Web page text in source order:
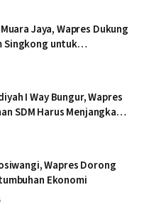
Jaya, Wapres Dukung
Singkong untuk
I Way Bungur, Wapres
SDM Harus Menjangkau
Wapres Dorong
Ekonomi